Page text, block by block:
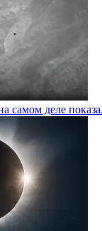
самом деле